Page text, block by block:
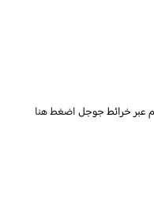
عبر خرائط جوجلاضغط هنا